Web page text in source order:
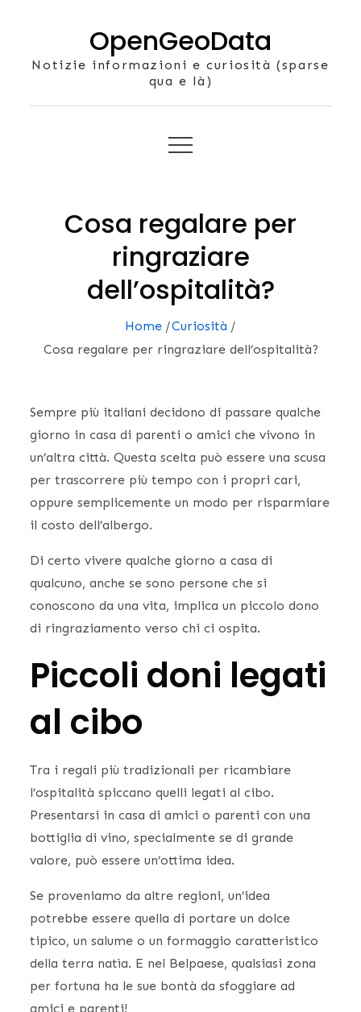
OpenGeoData
Notizie informazioni e curiosità (sparse
qua e là)
Cosa regalare per
ringraziare
dell’ospitalità?
Home
Curiosità
Cosa regalare per ringraziare dell’ospitalità?
Sempre più italiani decidono di passare qualche
giorno in casa di parenti o amici che vivono in
un’altra città. Questa scelta può essere una scusa
per trascorrere più tempo con i propri cari,
oppure semplicemente un modo per risparmiare
il costo dell’albergo.
Di certo vivere qualche giorno a casa di
qualcuno, anche se sono persone che si
conoscono da una vita, implica un piccolo dono
di ringraziamento verso chi ci ospita.
Piccoli doni legati
al cibo
Tra i regali più tradizionali per ricambiare
l’ospitalità spiccano quelli legati al cibo.
Presentarsi in casa di amici o parenti con una
bottiglia di vino, specialmente se di grande
valore, può essere un’ottima idea.
Se proveniamo da altre regioni, un’idea
potrebbe essere quella di portare un dolce
tipico, un salume o un formaggio caratteristico
della terra natìa. E nel Belpaese, qualsiasi zona
per fortuna ha le sue bontà da sfoggiare ad
amici e parenti!